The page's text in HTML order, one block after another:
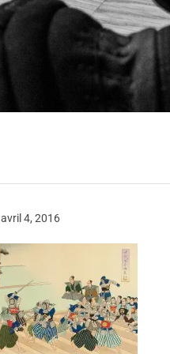
avril 4, 2016